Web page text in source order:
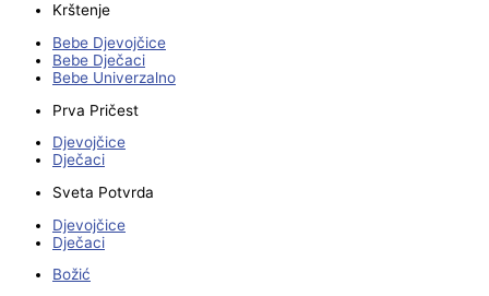
Krštenje
Bebe Djevojčice
Bebe Dječaci
Bebe Univerzalno
Prva Pričest
Djevojčice
Dječaci
Sveta Potvrda
Djevojčice
Dječaci
Božić